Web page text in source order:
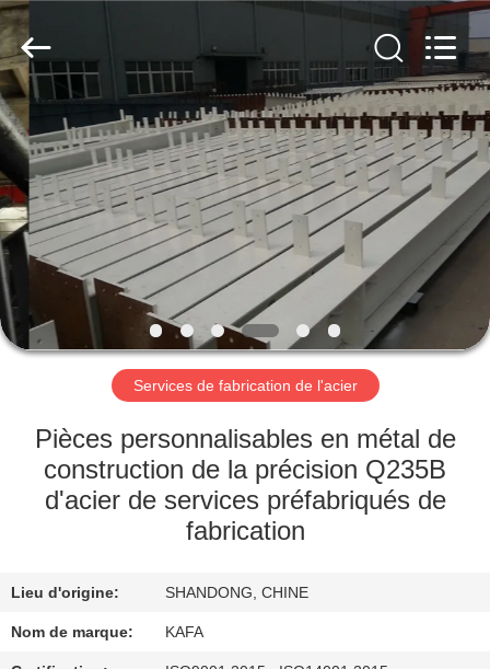
ACCUEIL
PRODUITS
VIDÉOS
SPECTACLE
DE
RÉALITÉ
VIRTUELLE
NOUS
Qingdao
KaFa
Fabrication
Co.,
Ltd..
Rights
Reserved.
Services de fabrication de l'acier
Pièces personnalisables en métal de
construction de la précision Q235B
d'acier de services préfabriqués de
fabrication
Lieu d'origine: SHANDONG, CHINE
Nom de marque: KAFA